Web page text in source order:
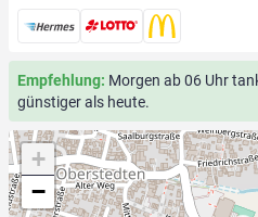
Empfehlung: Morgen ab 06 Uhr
günstiger als heute.
+
−